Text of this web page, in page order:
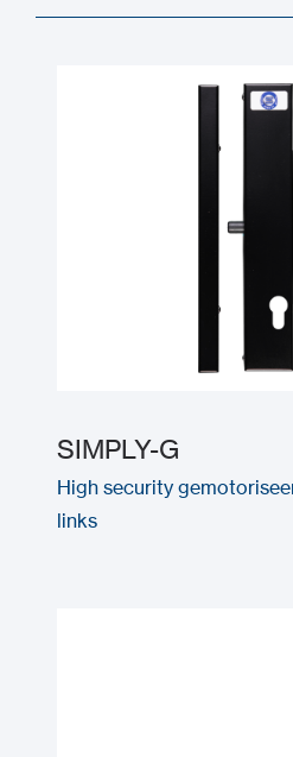
SIMPLY-G
High security
links